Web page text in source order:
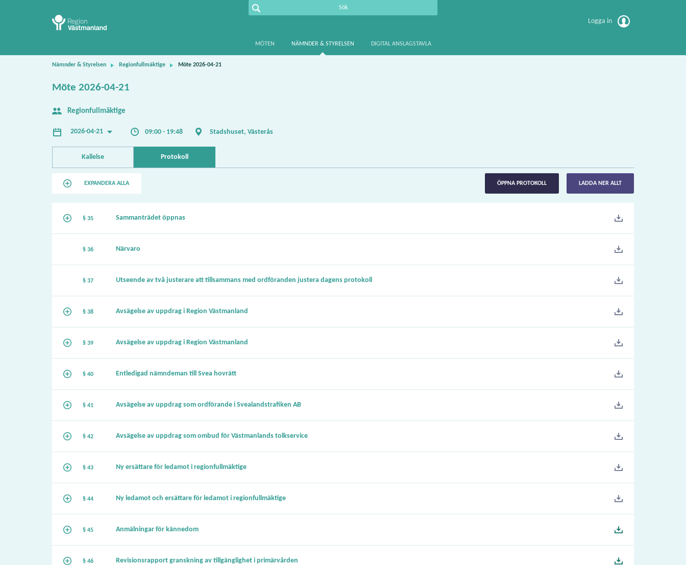
Logga in
MÖTEN NÄMNDER & STYRELSEN DIGITAL ANSLAGSTAVLA
Nämnder & Styrelsen Regionfullmäktige Möte 2026-04-21
Möte 2026-04-21
Regionfullmäktige
2026-04-21 09:00 - 19:48 Stadshuset, Västerås
Kallelse Protokoll
EXPANDERA ALLA ÖPPNA PROTOKOLL LADDA NER ALLT
§ 35 Sammanträdet öppnas
§ 36 Närvaro
§ 37 Utseende av två justerare att tillsammans med ordföranden justera dagens protokoll
§ 38 Avsägelse av uppdrag i Region Västmanland
§ 39 Avsägelse av uppdrag i Region Västmanland
§ 40 Entledigad nämndeman till Svea hovrätt
§ 41 Avsägelse av uppdrag som ordförande i Svealandstrafiken AB
§ 42 Avsägelse av uppdrag som ombud för Västmanlands tolkservice
§ 43 Ny ersättare för ledamot i regionfullmäktige
§ 44 Ny ledamot och ersättare för ledamot i regionfullmäktige
§ 45 Anmälningar för kännedom
§ 46 Revisionsrapport granskning av tillgänglighet i primärvården